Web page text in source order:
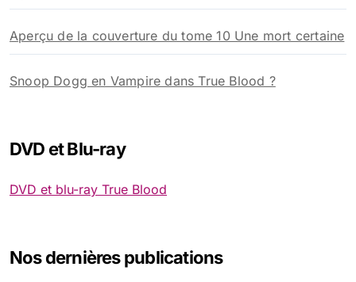
Aperçu de la couverture du tome 10 Une mort certaine
Snoop Dogg en Vampire dans True Blood ?
DVD et Blu-ray
DVD et blu-ray True Blood
Nos dernières publications